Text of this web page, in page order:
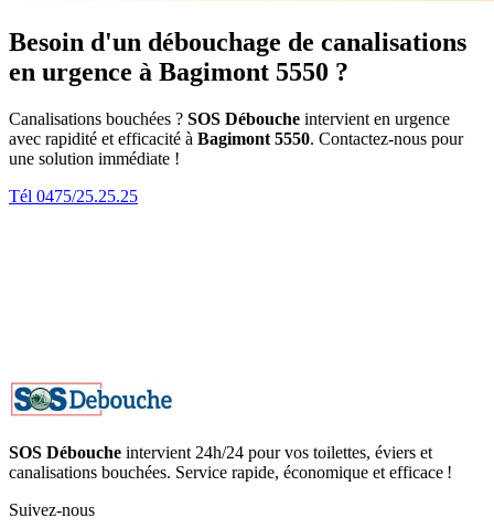
Besoin d'un débouchage de canalisations
en urgence à Bagimont 5550 ?
Canalisations bouchées ? SOS Débouche intervient en urgence
avec rapidité et efficacité à Bagimont 5550. Contactez-nous pour
une solution immédiate !
Tél 0475/25.25.25
SOS Débouche intervient 24h/24 pour vos toilettes, éviers et
canalisations bouchées. Service rapide, économique et efficace !
Suivez-nous